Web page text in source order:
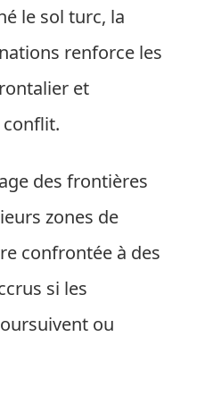
le sol turc, la
renforce les
et
conflit.
des frontières
zones de
confrontée à des
si les
ou